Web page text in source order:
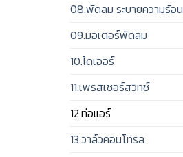
08.พัดลม ระบายความร้อน
09.มอเตอร์พัดลม
10.ไดเออร์
11.เพรสเชอร์สวิทช์
12.ท่อแอร์
13.วาล์วคอนโทรล